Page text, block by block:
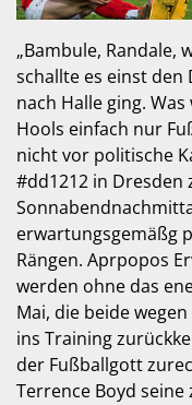
„Bambule, Randale,
schallte es einst den
nach Halle ging.
Hools einfach nur
nicht vor politische
#dd1212 in Dresden
erwartungsgemäßg
Rängen. Aprpopos
werden ohne das
Mai, die beide
ins Training
der Fußballgott
Terrence Boyd